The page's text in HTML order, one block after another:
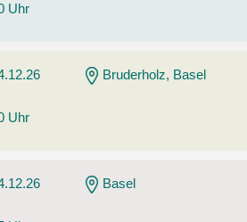
Uhr
Uhr
Bruderholz, Basel
Basel